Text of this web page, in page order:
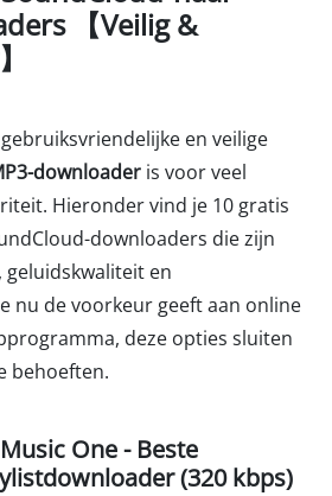
【Veilig &
en veilige
downloader is voor veel
Hieronder vind je 10 gratis
downloaders die zijn
geluidskwaliteit en
nu de voorkeur geeft aan online
deze opties sluiten
behoeften.
One - Beste
(320 kbps)